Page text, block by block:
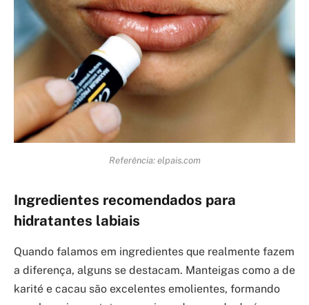
Referência: elpais.com
Ingredientes recomendados para
hidratantes labiais
Quando falamos em ingredientes que realmente fazem
a diferença, alguns se destacam. Manteigas como a de
karité e cacau são excelentes emolientes, formando